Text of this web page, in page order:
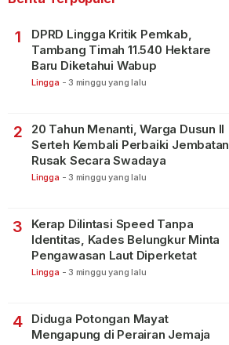
1
DPRD Lingga Kritik Pemkab,
Tambang Timah 11.540 Hektare
Baru Diketahui Wabup
Lingga - 3 minggu yang lalu
2
20 Tahun Menanti, Warga Dusun II
Serteh Kembali Perbaiki Jembatan
Rusak Secara Swadaya
Lingga - 3 minggu yang lalu
3
Kerap Dilintasi Speed Tanpa
Identitas, Kades Belungkur Minta
Pengawasan Laut Diperketat
Lingga - 3 minggu yang lalu
4
Diduga Potongan Mayat
Mengapung di Perairan Jemaja